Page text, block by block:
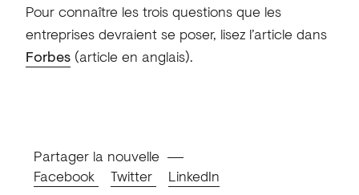
Pour connaître les trois questions que les
entreprises devraient se poser, lisez l’article dans
Forbes(article en anglais).
Partager la nouvelle
Facebook
Twitter LinkedIn